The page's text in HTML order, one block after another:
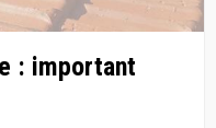
: important